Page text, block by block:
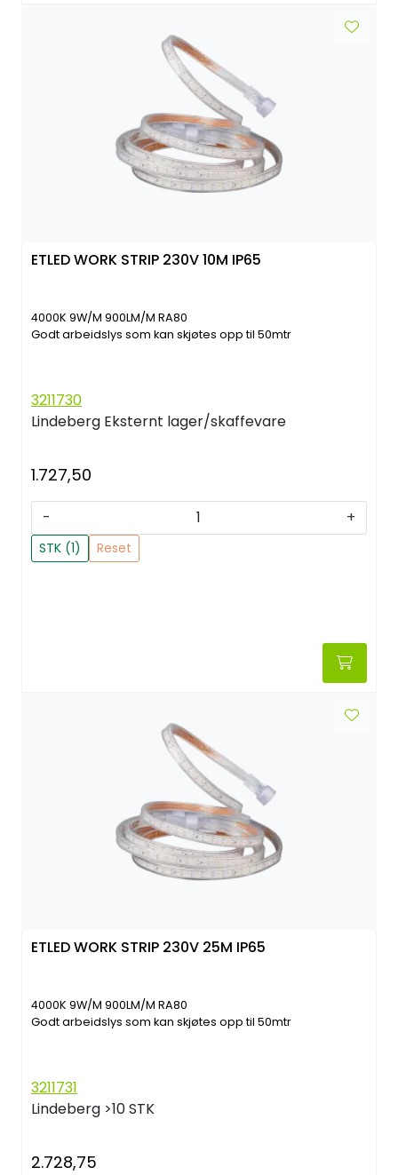
ETLED WORK STRIP 230V 10M IP65
4000K 9W/M 900LM/M RA80
Godt arbeidslys som kan skjøtes opp til 50mtr
3211730
Lindeberg Eksternt lager/skaffevare
1.727,50
- +
STK (1) Reset
ETLED WORK STRIP 230V 25M IP65
4000K 9W/M 900LM/M RA80
Godt arbeidslys som kan skjøtes opp til 50mtr
3211731
Lindeberg >10 STK
2.728,75